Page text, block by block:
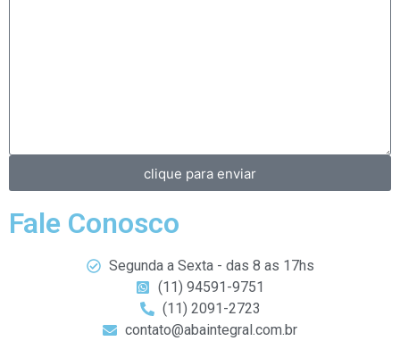
clique para enviar
Fale Conosco
Segunda a Sexta - das 8 as 17hs
(11) 94591-9751
(11) 2091-2723
contato@abaintegral.com.br